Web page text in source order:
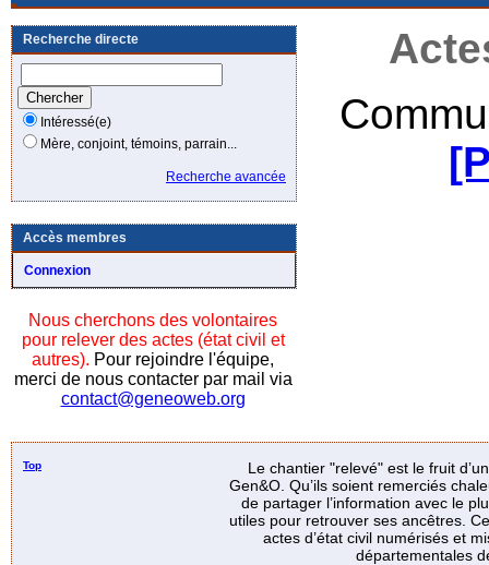
Recherche directe
Intéressé(e)
Mère, conjoint, témoins, parrain...
Recherche avancée
Accès membres
Connexion
Nous cherchons des volontaires
pour relever des actes (état civil et
autres). Pour rejoindre l'équipe,
merci de nous contacter par mail via
contact@geneoweb.org
Top
Le chantier "relevé" est le fruit
Gen&O. Qu’ils soient remerciés
de partager l’information avec le
utiles pour retrouver ses ancêtres.
actes d’état civil numérisés et
départementales